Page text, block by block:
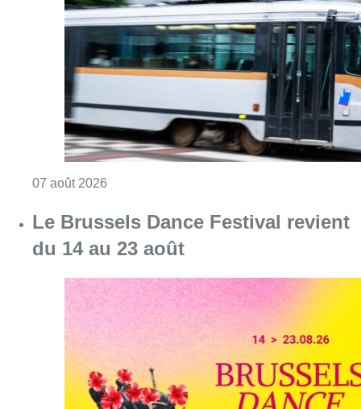
Le Brussels Dance Festival revient
du 14 au 23 août
07 août 2026 Consulter l'article "Le Brussels Dance
Survol de Bruxelles: Berchem-
Sainte-Agathe dépose “une action